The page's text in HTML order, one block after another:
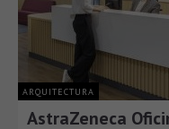
ARQUITECTURA
AstraZeneca